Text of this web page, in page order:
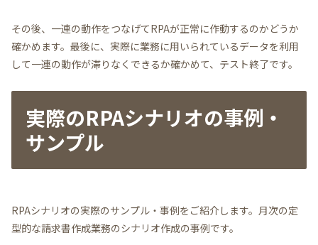
その後、一連の動作をつなげてRPAが正常に作動するのかどうか
確かめます。最後に、実際に業務に用いられているデータを利用
して一連の動作が滞りなくできるか確かめて、テスト終了です。
実際のRPAシナリオの事例・
サンプル
RPAシナリオの実際のサンプル・事例をご紹介します。月次の定
型的な請求書作成業務のシナリオ作成の事例です。